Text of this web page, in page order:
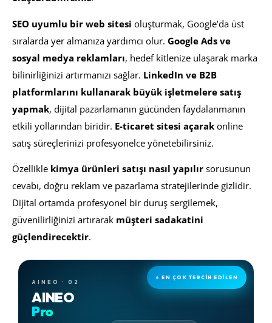
SEO uyumlu bir web sitesi oluşturmak, Google’da üst
sıralarda yer almanıza yardımcı olur. Google Ads ve
sosyal medya reklamları, hedef kitlenize ulaşarak marka
bilinirliğinizi artırmanızı sağlar. LinkedIn ve B2B
platformlarını kullanarak büyük işletmelere satış
yapmak, dijital pazarlamanın gücünden faydalanmanın
etkili yollarından biridir. E-ticaret sitesi açarak online
satış süreçlerinizi profesyonelce yönetebilirsiniz.
Özellikle kimya ürünleri satışı nasıl yapılır sorusunun
cevabı, doğru reklam ve pazarlama stratejilerinde gizlidir.
Dijital ortamda profesyonel bir duruş sergilemek,
güvenilirliğinizi artırarak müşteri sadakatini
güçlendirecektir.
⭐ EN ÇOK TERCİH EDİLEN
AINEO · 02
AINEO
Pro